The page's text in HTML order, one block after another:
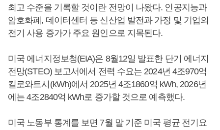
최고 수준을 기록할 것이란 전망이 나왔다. 인공지능과
암호화폐, 데이터센터 등 신산업 발전과 가정 및 기업의
전기 사용 증가가 주요 원인으로 지목된다.
미국 에너지정보청(EIA)은 8월12일 발표한 단기 에너지
전망(STEO) 보고서에서 전력 수요는 2024년 4조970억
킬로와트시(kWh)에서 2025년 4조1860억 kWh, 2026년
에는 4조2840억 kWh로 증가할 것으로 예측했다.
미국 노동부 통계를 보면 7월 말 기준 미국 평균 전기요